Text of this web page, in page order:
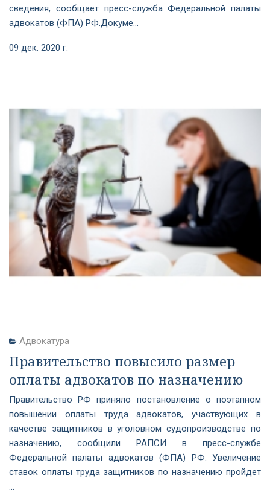
сведения, сообщает пресс-служба Федеральной палаты
адвокатов (ФПА) РФ.Докуме...
09 дек. 2020 г.
Адвокатура
Правительство повысило размер
оплаты адвокатов по назначению
Правительство РФ приняло постановление о поэтапном
повышении оплаты труда адвокатов, участвующих в
качестве защитников в уголовном судопроизводстве по
назначению, сообщили РАПСИ в пресс-службе
Федеральной палаты адвокатов (ФПА) РФ. Увеличение
ставок оплаты труда защитников по назначению пройдет
...